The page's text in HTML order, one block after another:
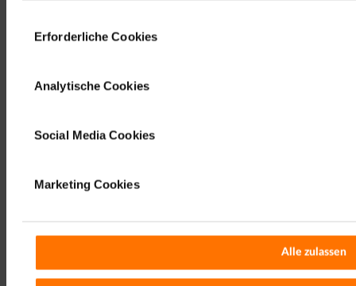
Erforderliche Cookies
Analytische Cookies
Social Media Cookies
Marketing Cookies
Alle zulassen
Was verbraucht mehr Strom: einer der
effizienter als moderne LED Lampen? Wie
lange dauerte es von der Entdeckung des